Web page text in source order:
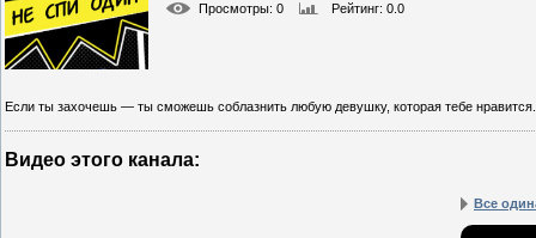
Просмотры: 0 Рейтинг: 0.0
Если ты захочешь — ты сможешь соблазнить любую девушку, которая тебе нравится.
Видео этого канала:
Все